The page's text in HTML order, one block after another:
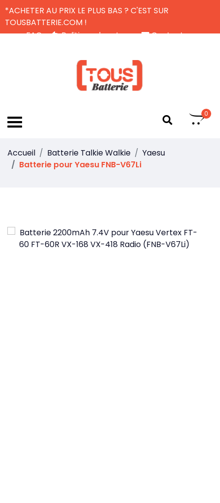
*ACHETER AU PRIX LE PLUS BAS ? C'EST SUR
TOUSBATTERIE.COM !
FAQ
Politique de retour
Contactez-nous
0
Accueil Batterie Talkie Walkie
Yaesu
Batterie pour Yaesu FNB-V67Li